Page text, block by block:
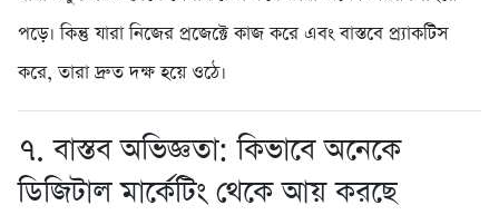
পড়ে। কিন্তু যারা নিজের প্রজেক্টে কাজ করে এবং বাস্তবে প্র্যাকটিস
করে, তারা দ্রুত দক্ষ হয়ে ওঠে।
৭. বাস্তব অভিজ্ঞতা: কিভাবে অনেকে
ডিজিটাল মার্কেটিং থেকে আয় করছে